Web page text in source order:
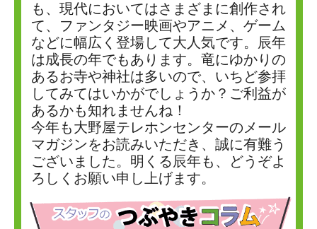
も、現代においてはさまざまに創作され
て、ファンタジー映画やアニメ、ゲーム
などに幅広く登場して大人気です。辰年
は成長の年でもあります。竜にゆかりの
あるお寺や神社は多いので、いちど参拝
してみてはいかがでしょうか？ご利益が
あるかも知れませんね！
今年も大野屋テレホンセンターのメール
マガジンをお読みいただき、誠に有難う
ございました。明くる辰年も、どうぞよ
ろしくお願い申し上げます。